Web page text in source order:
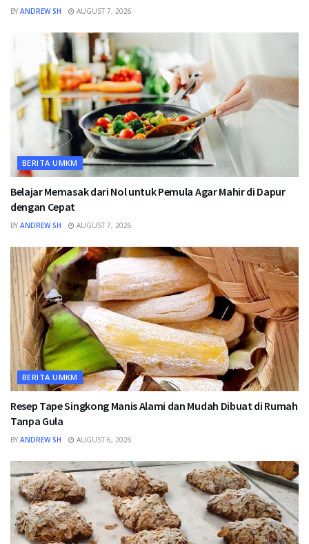
BY ANDREW SH AUGUST 7, 2026
BERITA UMKM
Belajar Memasak dari Nol untuk Pemula Agar Mahir di Dapur
dengan Cepat
BY ANDREW SH AUGUST 7, 2026
BERITA UMKM
Resep Tape Singkong Manis Alami dan Mudah Dibuat di Rumah
Tanpa Gula
BY ANDREW SH AUGUST 6, 2026